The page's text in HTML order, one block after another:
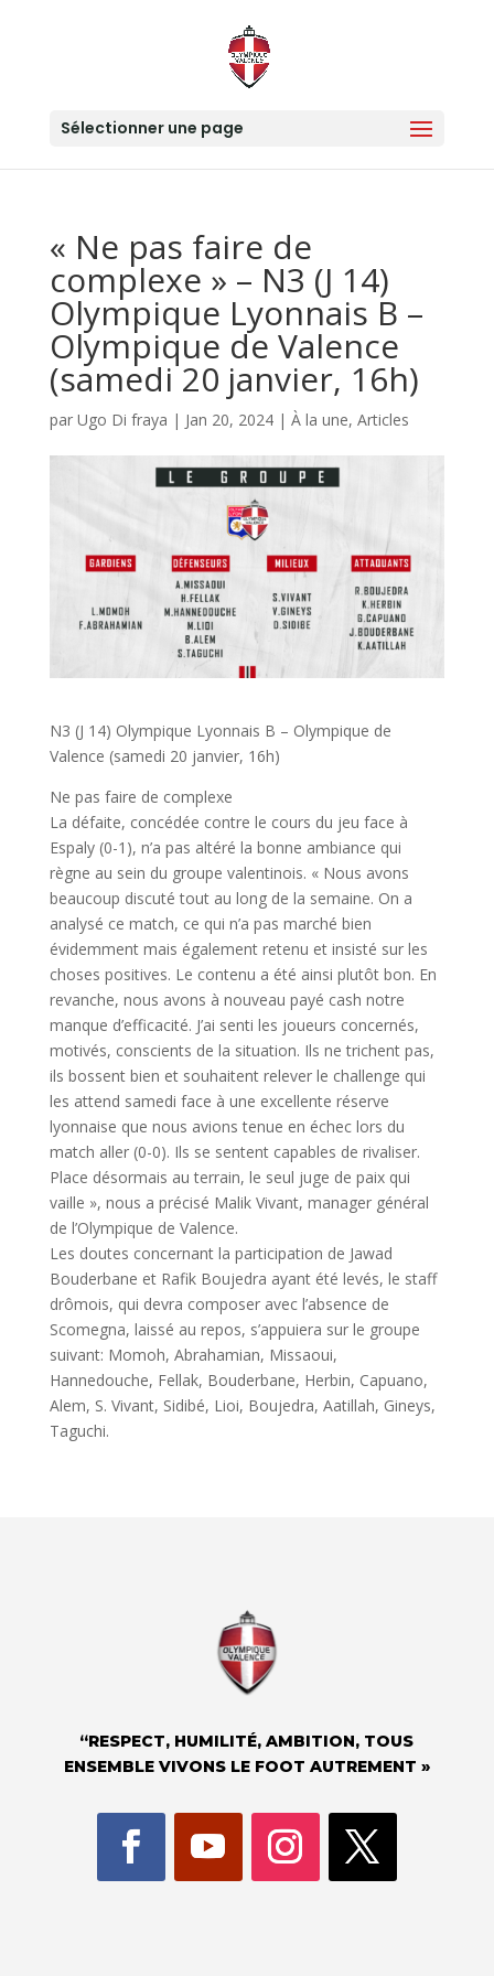
Sélectionner une page
« Ne pas faire de
complexe » – N3 (J 14)
Olympique Lyonnais B –
Olympique de Valence
(samedi 20 janvier, 16h)
par Ugo Di fraya | Jan 20, 2024| À la une, Articles
N3 (J 14) Olympique Lyonnais B – Olympique de
Valence (samedi 20 janvier, 16h)
Ne pas faire de complexe
La défaite, concédée contre le cours du jeu face à
Espaly (0-1), n’a pas altéré la bonne ambiance qui
règne au sein du groupe valentinois. « Nous avons
beaucoup discuté tout au long de la semaine. On a
analysé ce match, ce qui n’a pas marché bien
évidemment mais également retenu et insisté sur les
choses positives. Le contenu a été ainsi plutôt bon. En
revanche, nous avons à nouveau payé cash notre
manque d’efficacité. J’ai senti les joueurs concernés,
motivés, conscients de la situation. Ils ne trichent pas,
ils bossent bien et souhaitent relever le challenge qui
les attend samedi face à une excellente réserve
lyonnaise que nous avions tenue en échec lors du
match aller (0-0). Ils se sentent capables de rivaliser.
Place désormais au terrain, le seul juge de paix qui
vaille », nous a précisé Malik Vivant, manager général
de l’Olympique de Valence.
Les doutes concernant la participation de Jawad
Bouderbane et Rafik Boujedra ayant été levés, le staff
drômois, qui devra composer avec l’absence de
Scomegna, laissé au repos, s’appuiera sur le groupe
suivant: Momoh, Abrahamian, Missaoui,
Hannedouche, Fellak, Bouderbane, Herbin, Capuano,
Alem, S. Vivant, Sidibé, Lioi, Boujedra, Aatillah, Gineys,
Taguchi.
“RESPECT, HUMILITÉ, AMBITION, TOUS
ENSEMBLE VIVONS LE FOOT AUTREMENT »